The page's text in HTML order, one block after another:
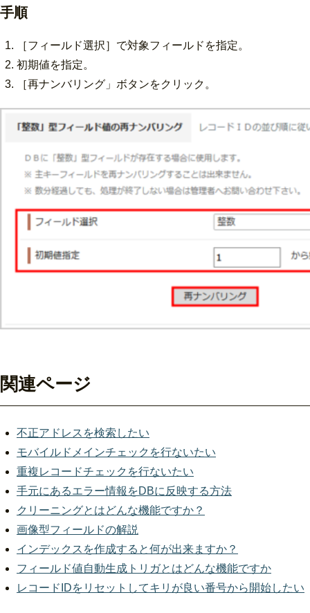
手順
［フィールド選択］で対象フィールドを指定。
初期値を指定。
［再ナンバリング」ボタンをクリック。
関連ページ
不正アドレスを検索したい
モバイルドメインチェックを行ないたい
重複レコードチェックを行ないたい
手元にあるエラー情報をDBに反映する方法
クリーニングとはどんな機能ですか？
画像型フィールドの解説
インデックスを作成すると何が出来ますか？
フィールド値自動生成トリガとはどんな機能ですか
レコードIDをリセットしてキリが良い番号から開始したい